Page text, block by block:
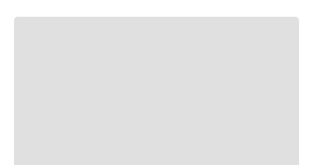
materializado o desejo de um espaço único.